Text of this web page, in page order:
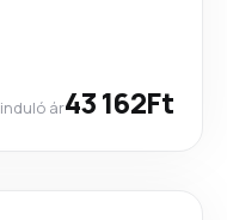
induló ár43 162Ft